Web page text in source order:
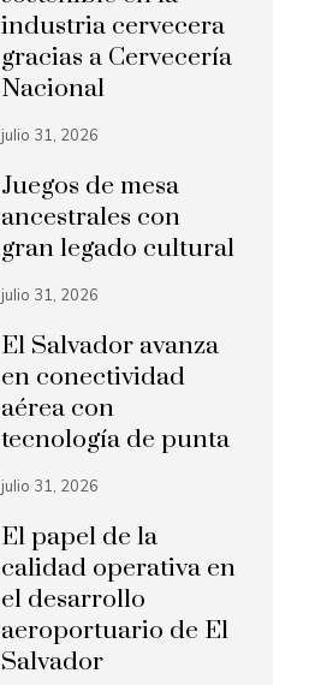
industria cervecera
gracias a Cervecería
Nacional
julio 31, 2026
Juegos de mesa
ancestrales con
gran legado cultural
julio 31, 2026
El Salvador avanza
en conectividad
aérea con
tecnología de punta
julio 31, 2026
El papel de la
calidad operativa en
el desarrollo
aeroportuario de El
Salvador